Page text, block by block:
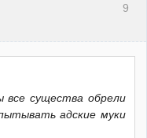
9
существа обрели
адские муки